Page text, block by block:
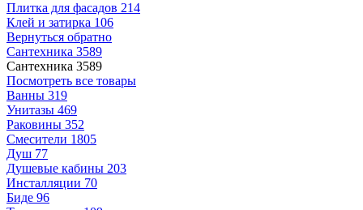
Плитка для фасадов 214
Клей и затирка 106
Вернуться обратно
Сантехника 3589
Сантехника 3589
Посмотреть все товары
Ванны 319
Унитазы 469
Раковины 352
Смесители 1805
Душ 77
Душевые кабины 203
Инсталляции 70
Биде 96